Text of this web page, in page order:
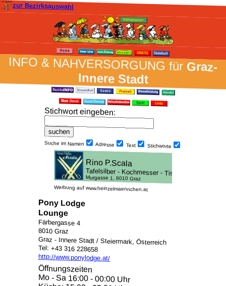
zur Bezirksauswahl
INFO & NAH­VER­SORG­UNG fürGraz-
Innere Stadt
Stich­wort ein­geben:
Suche im Namen Adresse Text Stich­worte
Werbung auf www.heinzelmaennchen.at
Pony Lodge
Lounge
Färbergasse 4
8010 Graz
Graz - Innere Stadt / Steiermark, Österreich
Tel: +43 316 228658
http://www.ponylodge.at/
Öffnungszeiten
Mo - Sa 16:00 - 00:00 Uhr